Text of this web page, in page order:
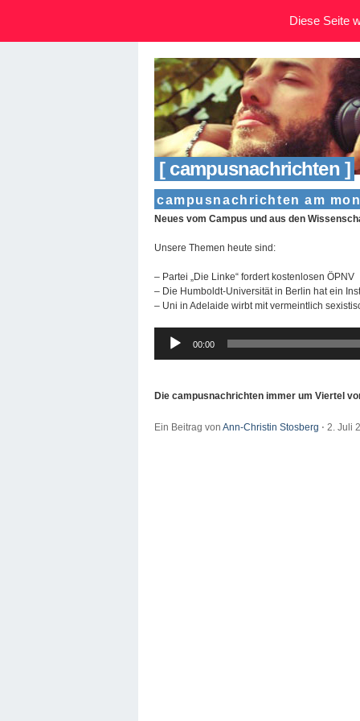
[ campusnachrichten ]
campusnachrichten am
Neues vom Campus und aus den
Unsere Themen heute sind:
– Partei „Die Linke“ fordert kostenlosen ÖPNV
– Die Humboldt-Universität in Berlin hat ein
– Uni in Adelaide wirbt mit vermeintlich
Audio-
Player
00:00
Die campusnachrichten immer um Viertel
Ein Beitrag von Ann-Christin Stosberg ⋅ 2. Juli
Diese Seite